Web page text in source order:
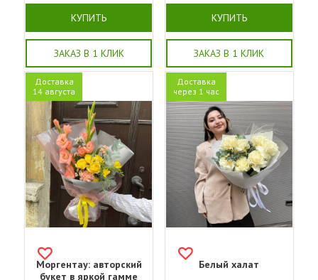
КУПИТЬ
ЗАКАЗ В 1 КЛИК
КУПИТЬ
ЗАКАЗ В 1 КЛИК
Доставка
14 августа
Моргентау: авторский
букет в яркой гамме
Доставка
через 1 час
Белый халат